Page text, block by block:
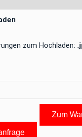
zum Hochladen:
Zum